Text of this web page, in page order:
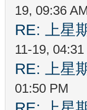
19, 09:36
RE: 上星
11-19,
RE: 上星
01:50 PM